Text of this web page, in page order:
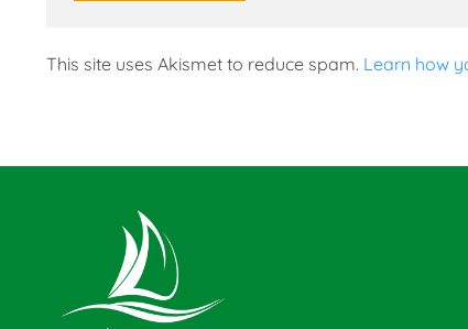
This site uses Akismet to reduce spam. Learn how